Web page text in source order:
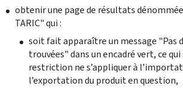
obtenir une page de résultats
TARIC" qui :
soit fait apparaître un message "Pas
trouvées" dans un encadré vert, ce qui
restriction ne s’appliquer à
l’exportation du produit en question,